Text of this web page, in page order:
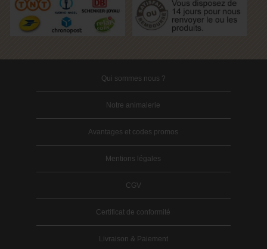
Qui sommes nous ?
Notre animalerie
Avantages et codes promos
Mentions légales
CGV
Certificat de conformité
Livraison & Paiement